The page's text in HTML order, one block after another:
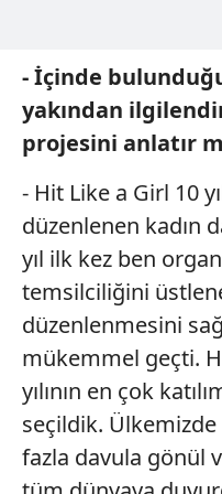
- İçinde
yakından
projesini anlatır
- Hit Like a Girl 10
düzenlenen kadın
yıl ilk kez ben
temsilciliğini
düzenlenmesini
mükemmel geçti.
yılının en çok
seçildik. Ülkemizde
fazla davula gönül